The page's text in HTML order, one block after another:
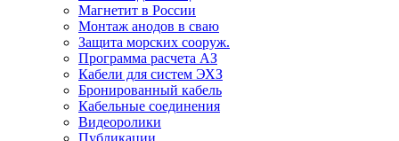
Магнетит в России
Монтаж анодов в сваю
Защита морских сооруж.
Программа расчета АЗ
Кабели для систем ЭХЗ
Бронированный кабель
Кабельные соединения
Видеоролики
Публикации